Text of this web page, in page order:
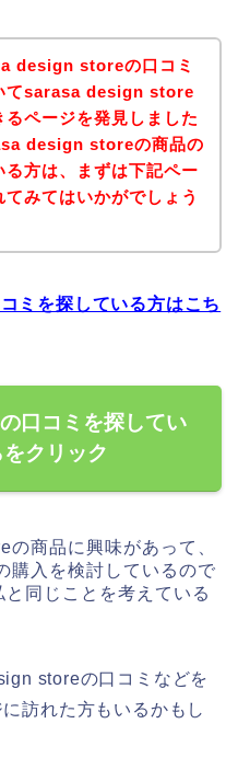
design storeの口コミ
てsarasa design store
ページを発見しました
design storeの商品の
る方は、まずは下記ペー
みてはいかがでしょう
ミを探している方はこち
口コミを探してい
クリック
商品に興味があって、
入を検討しているので
同じことを考えている
storeの口コミなどを
訪れた方もいるかもし